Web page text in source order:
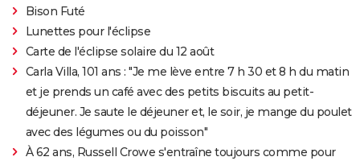
Bison Futé
Lunettes pour l'éclipse
Carte de l'éclipse solaire du 12 août
Carla Villa, 101 ans : "Je me lève entre 7 h 30 et 8 h du matin
et je prends un café avec des petits biscuits au petit-
déjeuner. Je saute le déjeuner et, le soir, je mange du poulet
avec des légumes ou du poisson"
À 62 ans, Russell Crowe s'entraîne toujours comme pour